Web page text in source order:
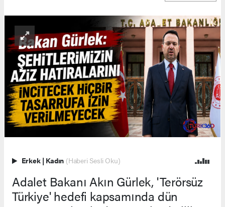
Erkek | Kadın (Haberi Sesli Oku)
Adalet Bakanı Akın Gürlek, 'Terörsüz
Türkiye' hedefi kapsamında dün